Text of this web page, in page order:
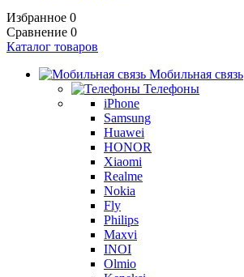
Избранное 0
Сравнение 0
Каталог товаров
Мобильная связь
Телефоны
iPhone
Samsung
Huawei
HONOR
Xiaomi
Realme
Nokia
Fly
Philips
Maxvi
INOI
Olmio